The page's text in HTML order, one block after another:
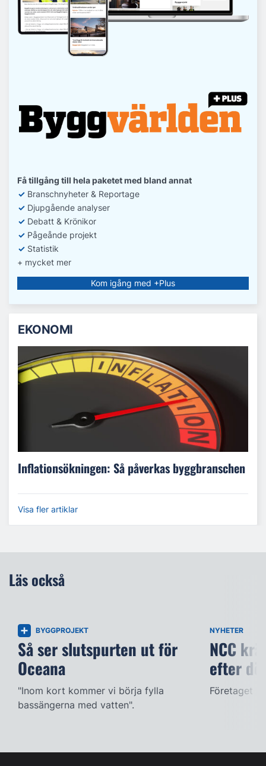
Få tillgång till hela paketet med bland annat
✓ Branschnyheter & Reportage
✓ Djupgående analyser
✓ Debatt & Krönikor
✓ Pågeånde projekt
✓ Statistik
+ mycket mer
Kom igång med +Plus
EKONOMI
Inflationsökningen: Så påverkas byggbranschen
Visa fler artiklar
Läs också
BYGGPROJEKT
Så ser slutspurten ut för
Oceana
"Inom kort kommer vi börja fylla
bassängerna med vatten".
NYHETER
NCC
efter
Företaget